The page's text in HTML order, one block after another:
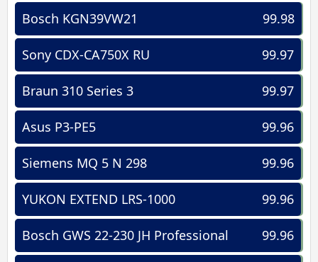
99.98
Bosch KGN39VW21
99.97
Sony CDX-CA750X RU
99.97
Braun 310 Series 3
99.96
Asus P3-PE5
99.96
Siemens MQ 5 N 298
99.96
YUKON EXTEND LRS-1000
99.96
Bosch GWS 22-230 JH Professional